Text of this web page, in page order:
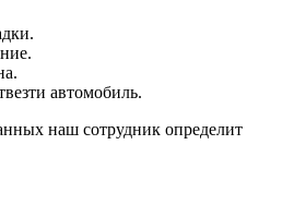
автомобиль.
наш сотрудник определит